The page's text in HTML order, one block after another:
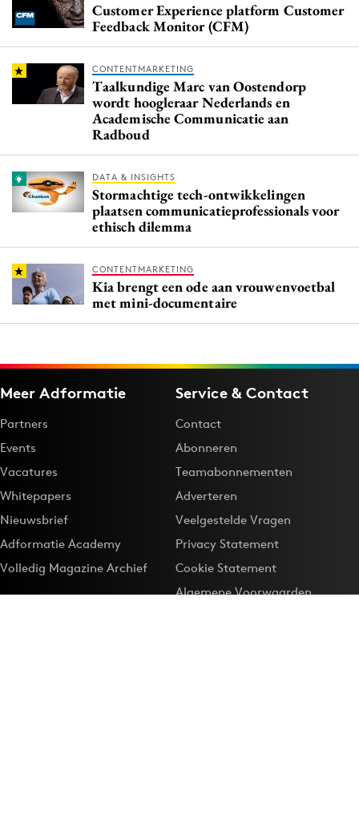
Customer Experience platform Customer
Feedback Monitor (CFM)
CONTENTMARKETING
Taalkundige Marc van Oostendorp
wordt hoogleraar Nederlands en
Academische Communicatie aan
Radboud
DATA & INSIGHTS
Stormachtige tech-ontwikkelingen
plaatsen communicatieprofessionals voor
ethisch dilemma
CONTENTMARKETING
Kia brengt een ode aan vrouwenvoetbal
met mini-documentaire
Meer Adformatie
Partners
Events
Vacatures
Whitepapers
Nieuwsbrief
Adformatie Academy
Volledig Magazine Archief
Service & Contact
Contact
Abonneren
Teamabonnementen
Adverteren
Veelgestelde Vragen
Privacy Statement
Cookie Statement
Algemene Voorwaarden